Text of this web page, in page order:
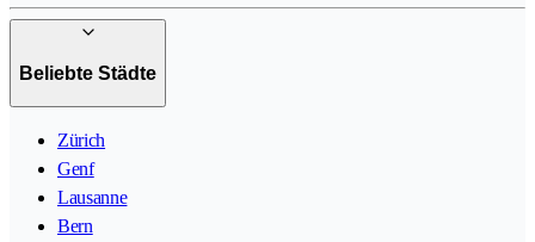
Beliebte Städte
Zürich
Genf
Lausanne
Bern